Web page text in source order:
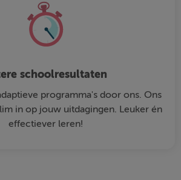
schoolresultaten
programma's door ons. Ons
in op jouw uitdagingen. Leuker én
effectiever leren!